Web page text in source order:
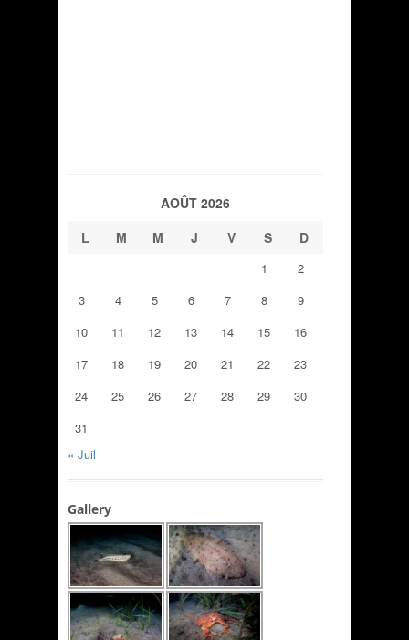
AOÛT 2026
L
M M J V S D
1
2
3
4 5 6 7 8
9
10
11 12 13 14 15
16
17
18 19 20 21 22
23
24
25 26 27 28 29
30
31
« Juil
Gallery